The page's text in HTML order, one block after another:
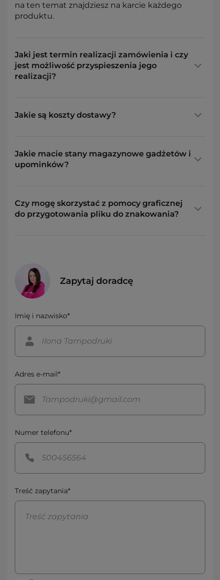
na ten temat znajdziesz na karcie każdego
produktu.
Jaki jest termin realizacji zamówienia i czy
jest możliwość przyspieszenia jego
realizacji?
Jakie są koszty dostawy?
Jakie macie stany magazynowe gadżetów i
upominków?
Czy mogę skorzystać z pomocy graficznej
do przygotowania pliku do znakowania?
Zapytaj doradcę
Imię i nazwisko*
Adres e-mail*
Numer telefonu*
Treść zapytania*